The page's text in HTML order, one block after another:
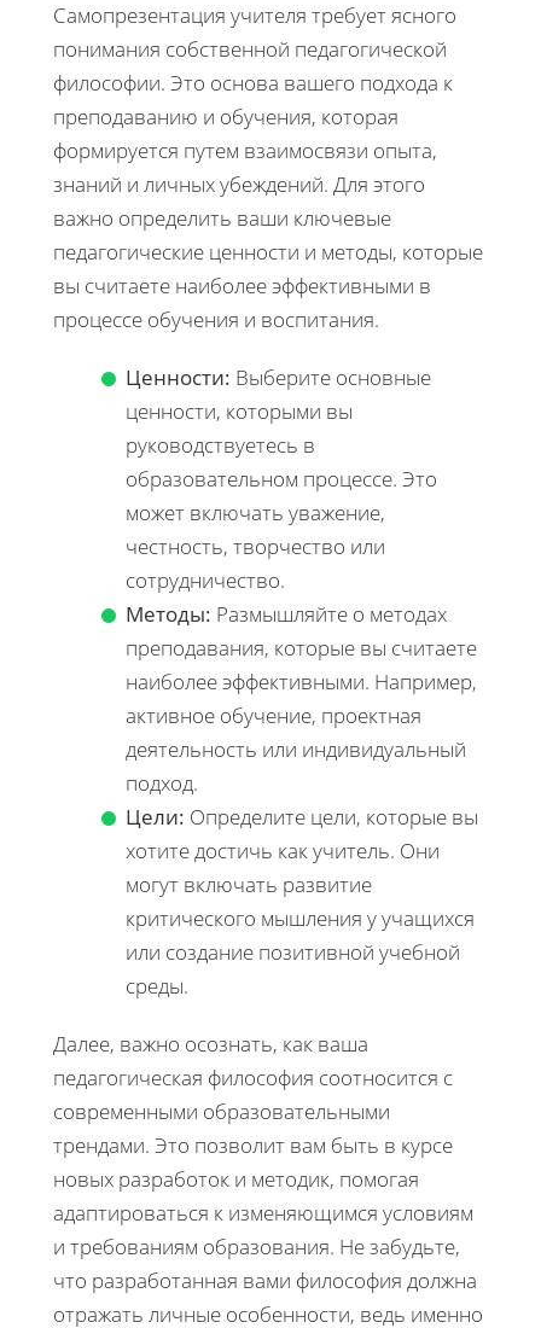
Самопрезентация учителя требует ясного
понимания собственной педагогической
философии. Это основа вашего подхода к
преподаванию и обучения, которая
формируется путем взаимосвязи опыта,
знаний и личных убеждений. Для этого
важно определить ваши ключевые
педагогические ценности и методы, которые
вы считаете наиболее эффективными в
процессе обучения и воспитания.
Ценности: Выберите основные
ценности, которыми вы
руководствуетесь в
образовательном процессе. Это
может включать уважение,
честность, творчество или
сотрудничество.
Методы: Размышляйте о методах
преподавания, которые вы считаете
наиболее эффективными. Например,
активное обучение, проектная
деятельность или индивидуальный
подход.
Цели: Определите цели, которые вы
хотите достичь как учитель. Они
могут включать развитие
критического мышления у учащихся
или создание позитивной учебной
среды.
Далее, важно осознать, как ваша
педагогическая философия соотносится с
современными образовательными
трендами. Это позволит вам быть в курсе
новых разработок и методик, помогая
адаптироваться к изменяющимся условиям
и требованиям образования. Не забудьте,
что разработанная вами философия должна
отражать личные особенности, ведь именно